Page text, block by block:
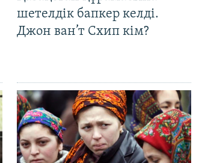
шетелдік бапкер келді.
Джон ван’т Схип кім?